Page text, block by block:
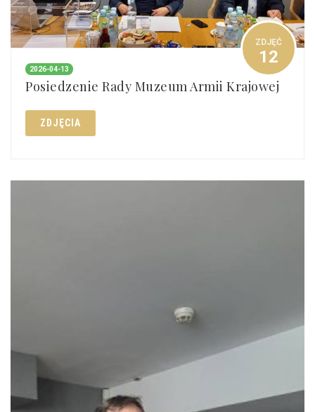
ZDJĘĆ
12
2026-04-13
Posiedzenie Rady Muzeum Armii Krajowej
ZDJĘCIA